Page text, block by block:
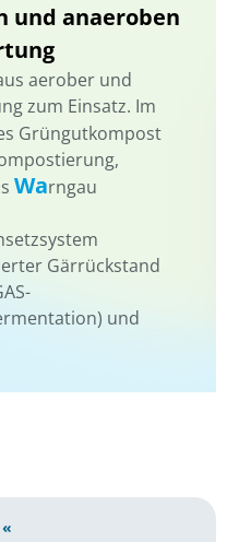
und anaeroben
aerober und
zum Einsatz. Im
Grüngutkompost
Warngau
Gärrückstand
und
«